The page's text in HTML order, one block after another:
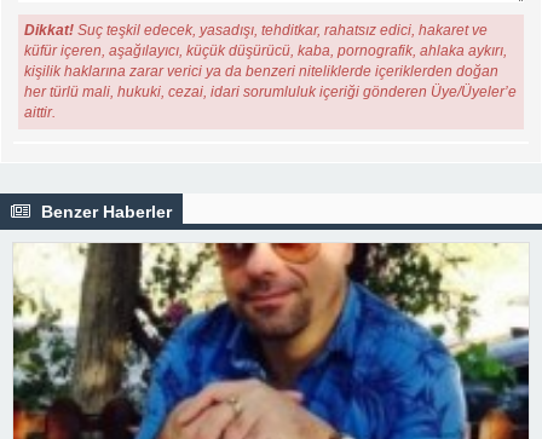
Dikkat! Suç teşkil edecek, yasadışı, tehditkar, rahatsız edici, hakaret ve
küfür içeren, aşağılayıcı, küçük düşürücü, kaba, pornografik, ahlaka aykırı,
kişilik haklarına zarar verici ya da benzeri niteliklerde içeriklerden doğan
her türlü mali, hukuki, cezai, idari sorumluluk içeriği gönderen Üye/Üyeler’e
aittir.
Benzer Haberler